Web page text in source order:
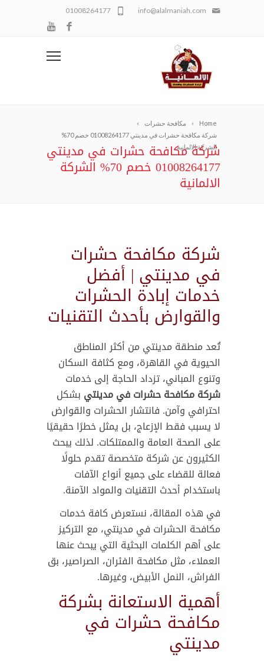
info@alalmaniah.com
01008264177
Home
مكافحة حشرات
شركة مكافحة حشرات في مدينتي 01008264177 خصم 70%
الشركة الالمانية
شركة مكافحة حشرات في مدينتي
01008264177 خصم 70% الشركة
الالمانية
شركة مكافحة حشرات
في مدينتي | أفضل
خدمات إبادة الحشرات
والقوارض بأحدث التقنيات
تُعد منطقة مدينتي من أكثر المناطق
الحيوية في القاهرة، ومع كثافة السكان
وتنوع المباني، تزداد الحاجة إلى خدمات
شركة مكافحة حشرات في مدينتي بشكل
احترافي وآمن. فانتشار الحشرات والقوارض
لا يسبب فقط الإزعاج، بل يمثل خطرًا حقيقيًا
على الصحة العامة والممتلكات. لذلك يبحث
الكثيرون عن شركة متخصصة تقدم حلولًا
فعالة للقضاء على جميع أنواع الآفات
باستخدام أحدث التقنيات والمواد الآمنة.
في هذه المقالة، نستعرض كافة خدمات
مكافحة الحشرات في مدينتي، مع التركيز
على أهم الكلمات البحثية التي يبحث عنها
العملاء، مثل مكافحة الفئران، الصراصير، بق
الفراش، النمل الأبيض، وغيرها.
أهمية الاستعانة بشركة
مكافحة حشرات في
مدينتي